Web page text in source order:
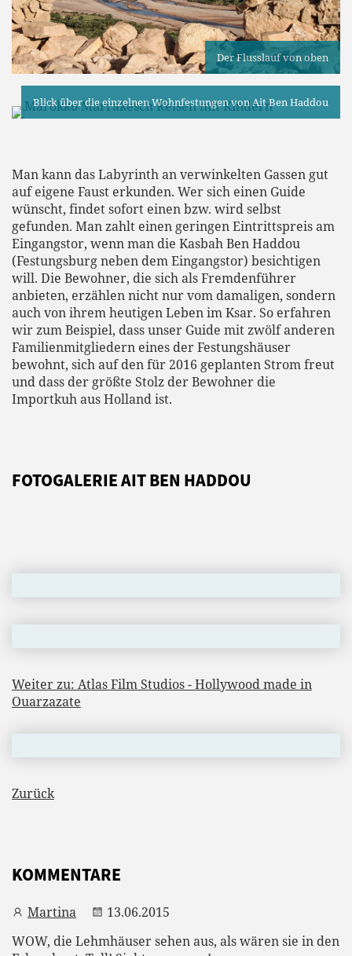
Der Flusslauf von oben
Blick über die einzelnen Wohnfestungen von Ait Ben Haddou
Man kann das Labyrinth an verwinkelten Gassen gut
auf eigene Faust erkunden. Wer sich einen Guide
wünscht, findet sofort einen bzw. wird selbst
gefunden. Man zahlt einen geringen Eintrittspreis am
Eingangstor, wenn man die Kasbah Ben Haddou
(Festungsburg neben dem Eingangstor) besichtigen
will. Die Bewohner, die sich als Fremdenführer
anbieten, erzählen nicht nur vom damaligen, sondern
auch von ihrem heutigen Leben im Ksar. So erfahren
wir zum Beispiel, dass unser Guide mit zwölf anderen
Familienmitgliedern eines der Festungshäuser
bewohnt, sich auf den für 2016 geplanten Strom freut
und dass der größte Stolz der Bewohner die
Importkuh aus Holland ist.
FOTOGALERIE AIT BEN HADDOU
Weiter zu: Atlas Film Studios - Hollywood made in
Ouarzazate
Zurück
KOMMENTARE
Martina
13.06.2015
WOW, die Lehmhäuser sehen aus, als wären sie in den